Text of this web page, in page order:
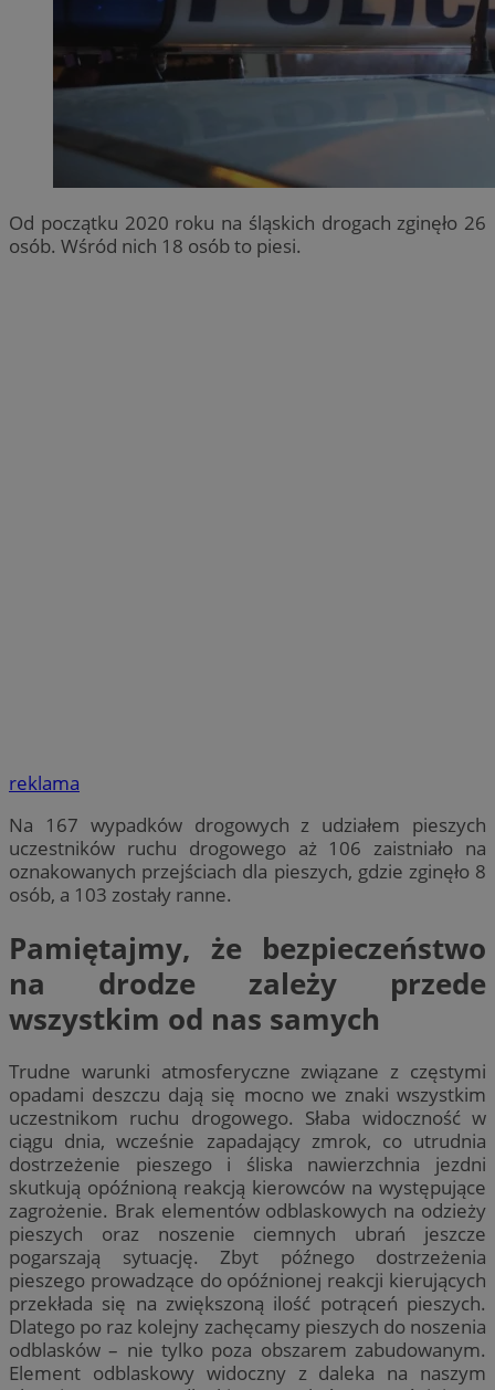
Od początku 2020 roku na śląskich drogach zginęło 26
osób. Wśród nich 18 osób to piesi.
reklama
Na 167 wypadków drogowych z udziałem pieszych
uczestników ruchu drogowego aż 106 zaistniało na
oznakowanych przejściach dla pieszych, gdzie zginęło 8
osób, a 103 zostały ranne.
Pamiętajmy, że bezpieczeństwo
na drodze zależy przede
wszystkim od nas samych
Trudne warunki atmosferyczne związane z częstymi
opadami deszczu dają się mocno we znaki wszystkim
uczestnikom ruchu drogowego. Słaba widoczność w
ciągu dnia, wcześnie zapadający zmrok, co utrudnia
dostrzeżenie pieszego i śliska nawierzchnia jezdni
skutkują opóźnioną reakcją kierowców na występujące
zagrożenie. Brak elementów odblaskowych na odzieży
pieszych oraz noszenie ciemnych ubrań jeszcze
pogarszają sytuację. Zbyt późnego dostrzeżenia
pieszego prowadzące do opóźnionej reakcji kierujących
przekłada się na zwiększoną ilość potrąceń pieszych.
Dlatego po raz kolejny zachęcamy pieszych do noszenia
odblasków – nie tylko poza obszarem zabudowanym.
Element odblaskowy widoczny z daleka na naszym